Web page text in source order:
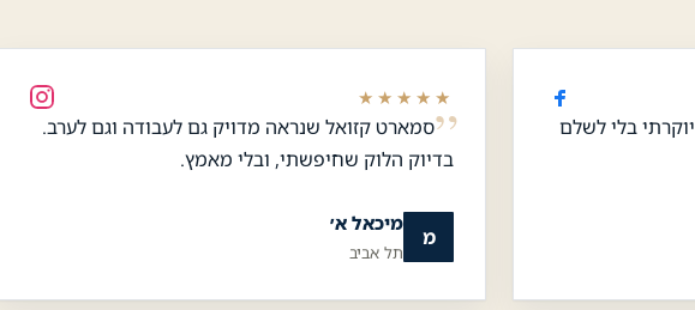
בלי לשלם
★★★★★
סמארט קזואל שנראה מדויק גם לעבודה וגם לערב.
בדיוק הלוק שחיפשתי, ובלי מאמץ.
מ
מיכאל א׳
תל אביב
כלי נגישות
גודל טקסט